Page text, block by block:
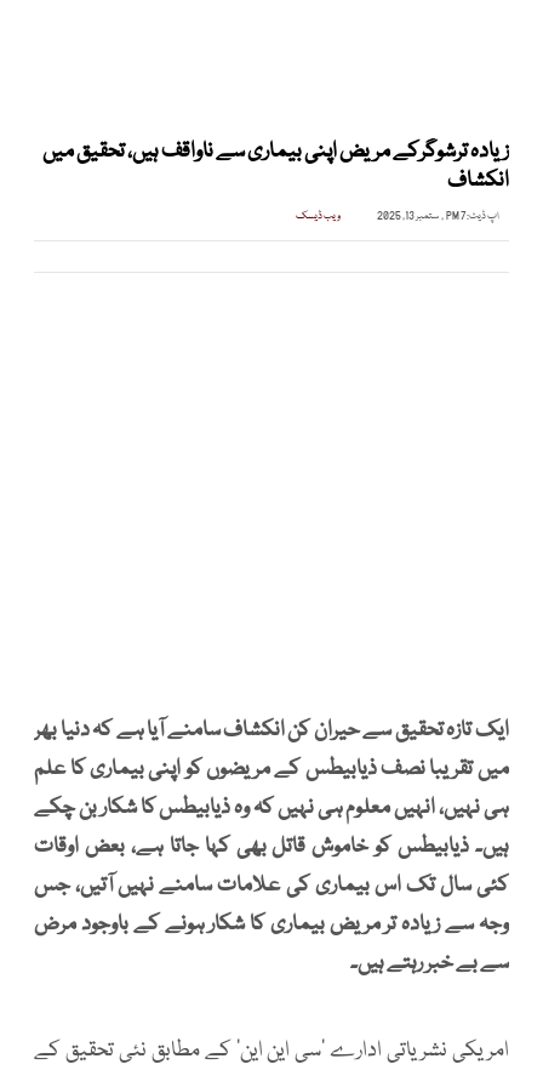
زیادہ ترشوگرکے مریض اپنی بیماری سے ناواقف ہیں، تحقیق میں
انکشاف
اپ ڈیٹ:7 PM , ستمبر 13, 2025 ویب ڈیسک
ایک تازہ تحقیق سے حیران کن انکشاف سامنے آیا ہے کہ دنیا بھر
میں تقریبا نصف ذیابیطس کے مریضوں کو اپنی بیماری کا علم
ہی نہیں، انہیں معلوم ہی نہیں کہ وہ ذیابیطس کا شکار بن چکے
ہیں۔ ذیابیطس کو خاموش قاتل بھی کہا جاتا ہے، بعض اوقات
کئی سال تک اس بیماری کی علامات سامنے نہیں آتیں، جس
وجہ سے زیادہ تر مریض بیماری کا شکار ہونے کے باوجود مرض
سے بے خبر رہتے ہیں۔
امریکی نشریاتی ادارے ’سی این این‘ کے مطابق نئی تحقیق کے